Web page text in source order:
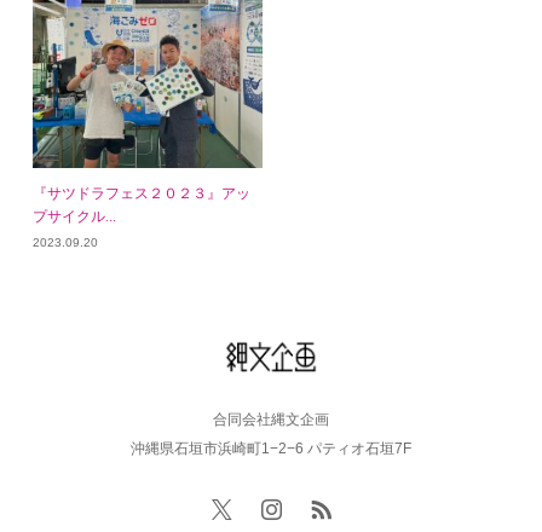
『サツドラフェス２０２３』アッ
プサイクル...
2023.09.20
合同会社縄文企画
沖縄県石垣市浜崎町1−2−6 パティオ石垣7F